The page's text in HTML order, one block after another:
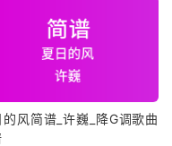
的风简谱_许巍_降G调歌曲